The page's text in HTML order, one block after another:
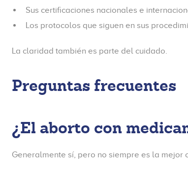
Sus certificaciones nacionales e
Los protocolos que siguen en sus
La claridad también es parte del cuidado.
Preguntas frecuentes
¿El aborto con
Generalmente sí, pero no siempre es la